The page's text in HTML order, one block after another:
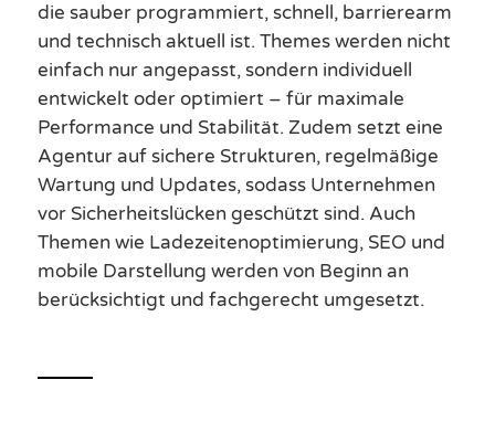
die sauber programmiert, schnell, barrierearm
und technisch aktuell ist. Themes werden nicht
einfach nur angepasst, sondern individuell
entwickelt oder optimiert – für maximale
Performance und Stabilität. Zudem setzt eine
Agentur auf sichere Strukturen, regelmäßige
Wartung und Updates, sodass Unternehmen
vor Sicherheitslücken geschützt sind. Auch
Themen wie Ladezeitenoptimierung, SEO und
mobile Darstellung werden von Beginn an
berücksichtigt und fachgerecht umgesetzt.